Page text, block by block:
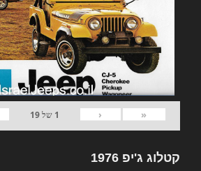
«
‹
1 של19
קטלוג ג'יפ 1976